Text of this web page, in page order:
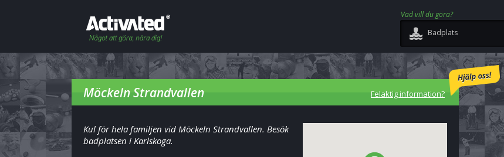
Vad vill du göra?
Badplats
Möckeln Strandvallen Felaktig information?
Kul för hela familjen vid Möckeln Strandvallen. Besök
badplatsen i Karlskoga.